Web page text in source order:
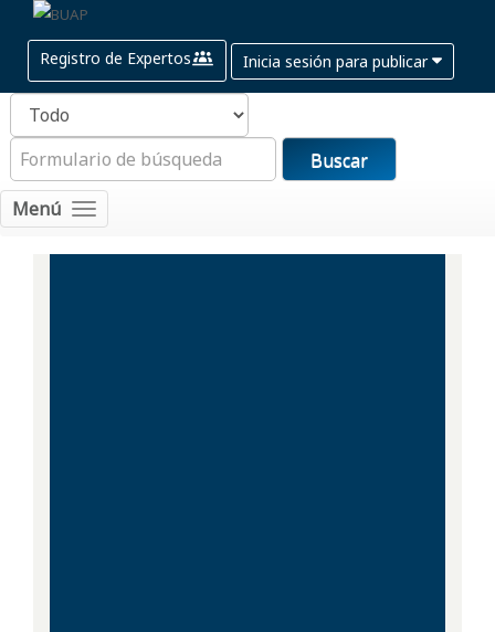
Registro de Expertos Inicia sesión para publicar
Buscar
Menú